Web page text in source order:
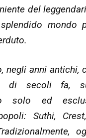
del
mondo
negli anni antichi,
di secoli fa,
solo ed
Suthi,